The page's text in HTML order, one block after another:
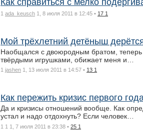
1 ada_keusch 1, 8 июля 2011 в 12:45 • 17 1
Мой трёхлетний детёныш
Наобщался с двоюродным братом, теперь
твёрдыми игрушками, обижает меня и…
1 jashen 1, 13 июля 2011 в 14:57 • 13 1
Как пережить кризис первого
Да и кризисы отношений вообще. Как
устал и надо отдохнуть? Если человек…
1 1 1, 7 июля 2011 в 23:38 • 25 1